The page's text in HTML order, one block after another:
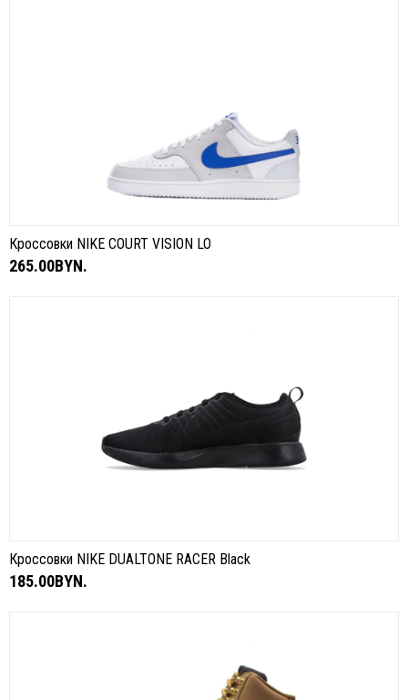
Кроссовки NIKE COURT VISION LO
265.00BYN.
Кроссовки NIKE DUALTONE RACER Black
185.00BYN.